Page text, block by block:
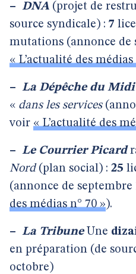
– DNA (projet de
source syndicale) : 7
mutations (annonce de
« L’actualité des médias
– La Dépêche du Midi
« dans les services
voir « L’actualité des
– Le Courrier Picard
Nord(plan social) : 25
(annonce de septembre
des médias n° 70 »).
– La Tribune Une
en préparation (de
octobre)